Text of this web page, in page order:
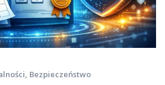
, Bezpieczeństwo